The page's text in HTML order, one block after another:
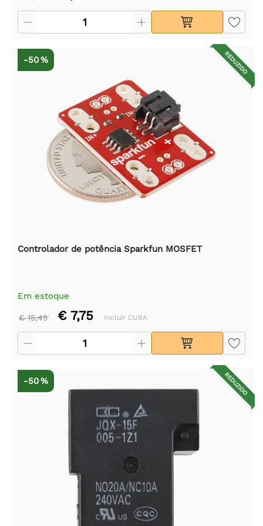
REDUZIDO
-50 %
Controlador de potência Sparkfun MOSFET
Em estoque
€ 15,45 € 7,75 Incluir CUBA
REDUZIDO
-50 %